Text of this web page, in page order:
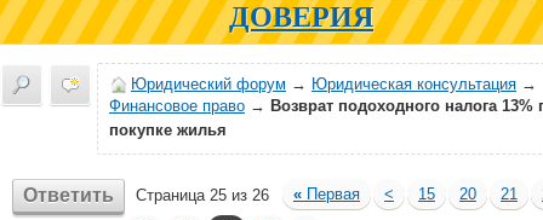
ДОВЕРИЯ
Юридический форум → Юридическая консультация →
Финансовое право → Возврат подоходного налога 13%
покупке жилья
Ответить Страница 25 из 26 « Первая < 15 20 21